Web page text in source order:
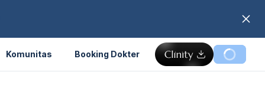
Komunitas Booking Dokter